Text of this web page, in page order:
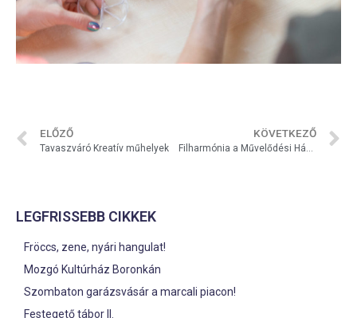
ELŐZŐ
Tavaszváró Kreatív műhelyek
KÖVETKEZŐ
LEGFRISSEBB CIKKEK
Fröccs, zene, nyári hangulat!
Mozgó Kultúrház Boronkán
Szombaton garázsvásár a marcali piacon!
Festegető tábor II.